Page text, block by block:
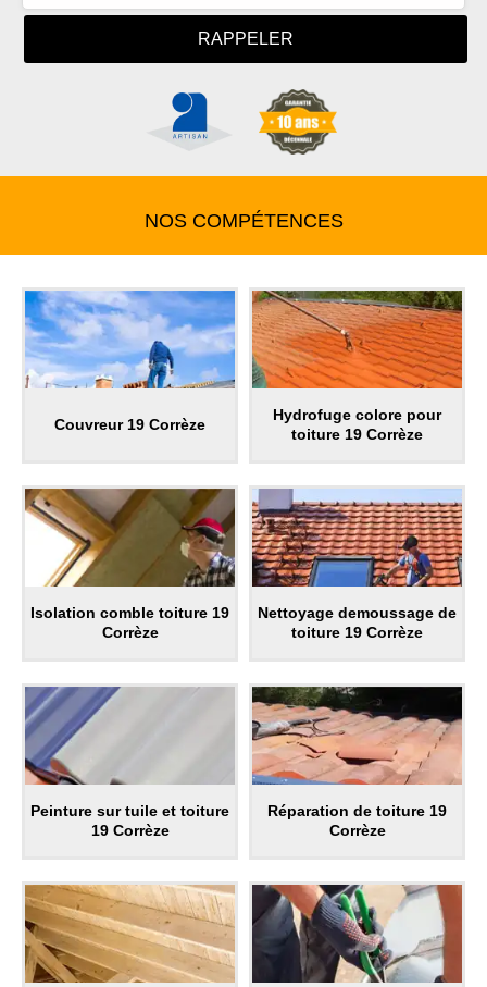
NOS COMPÉTENCES
Couvreur 19 Corrèze
Hydrofuge colore pour
toiture 19 Corrèze
Isolation comble toiture 19
Corrèze
Nettoyage demoussage de
toiture 19 Corrèze
Peinture sur tuile et toiture
19 Corrèze
Réparation de toiture 19
Corrèze